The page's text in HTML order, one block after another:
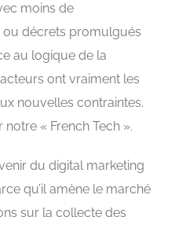
moins de
ou décrets promulgués
au logique de la
ont vraiment les
nouvelles contraintes.
« French Tech ».
du digital marketing
qu’il amène le marché
sur la collecte des